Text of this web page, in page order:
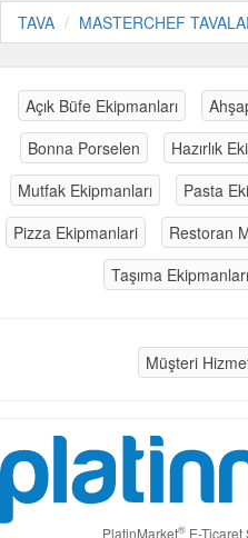
TAVA MASTERCHEF
Açık Büfe Ekipmanları
Bonna Porselen
Hazırlık
Mutfak Ekipmanları
Pasta
Pizza Ekipmanlari
Restoran
Taşıma Ekipmanları
Müşteri
PlatinMarket®E-Ticaret